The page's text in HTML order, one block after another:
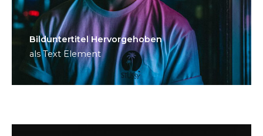
Bild­unter­titel Hervorgehoben
als Text Element